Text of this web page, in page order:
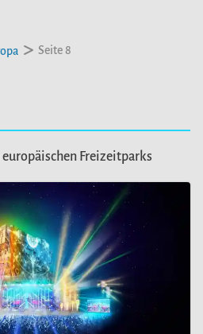
Seite 8
Freizeitparks